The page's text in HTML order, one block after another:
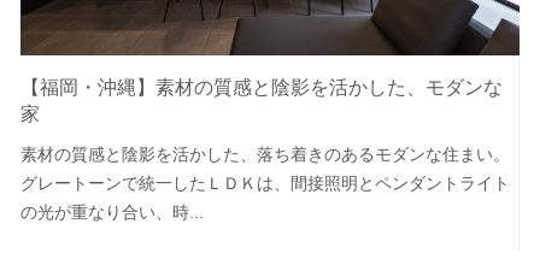
【福岡・沖縄】素材の質感と陰影を活かした、モダンな
家
素材の質感と陰影を活かした、落ち着きのあるモダンな住まい。
グレートーンで統一したＬＤＫは、間接照明とペンダントライト
の光が重なり合い、時...